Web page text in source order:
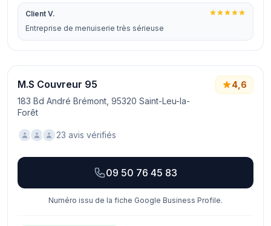
Client V.
Entreprise de menuiserie très sérieuse
M.S Couvreur 95
183 Bd André Brémont, 95320 Saint-Leu-la-
Forêt
4,6
23 avis vérifiés
09 50 76 45 83
Numéro issu de la fiche Google Business Profile.